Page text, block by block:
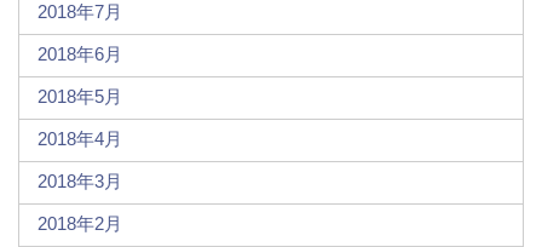
2018年7月
2018年6月
2018年5月
2018年4月
2018年3月
2018年2月